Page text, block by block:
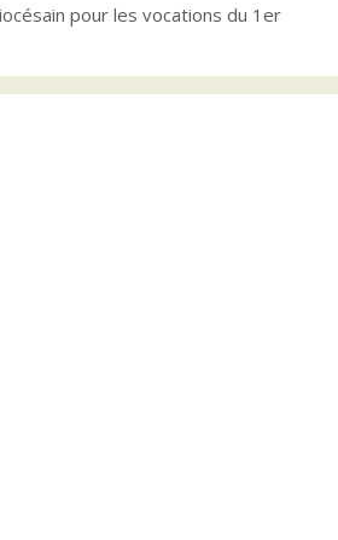
pour les vocations du 1er